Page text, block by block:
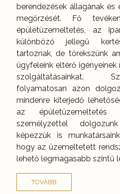
berendezések állagának és
megőrzését. Fő
épületüzemeltetés, az
különböző jellegű
tartoznak, de törekszünk
ügyfeleink eltérő
szolgáltatásainkat.
folyamatosan azon
mindenre kiterjedő
az épületüzemeltetés
személyzettel
képezzük is
hogy az üzemeltetett
lehető legmagasabb szintű
TOVÁBB